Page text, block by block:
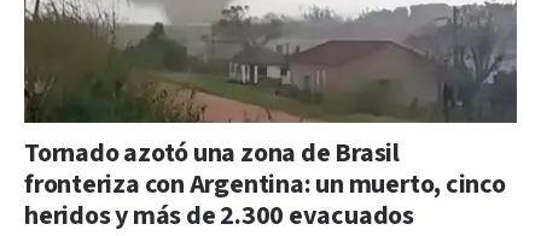
Tornado azotó una zona de Brasil
fronteriza con Argentina: un muerto, cinco
heridos y más de 2.300 evacuados